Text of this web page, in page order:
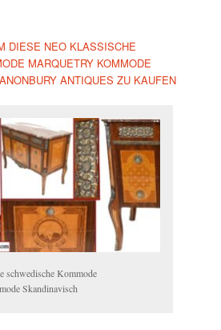
DIESE NEO KLASSISCHE
MARQUETRY KOMMODE
ANTIQUES ZU KAUFEN
schwedische Kommode
Skandinavisch